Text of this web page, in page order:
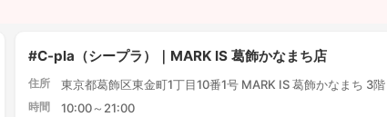
#C-pla（シープラ）｜MARK IS 葛飾かなまち店
住所 東京都葛飾区東金町1丁目10番1号 MARK IS 葛飾かなまち 3階
時間 10:00～21:00